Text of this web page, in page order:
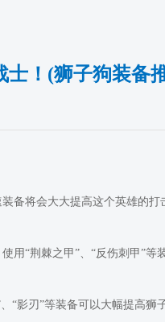
士！(狮子狗装
将会大大提高这个英雄的打
“荆棘之甲”、“反伤刺甲”
“影刃”等装备可以大幅提高